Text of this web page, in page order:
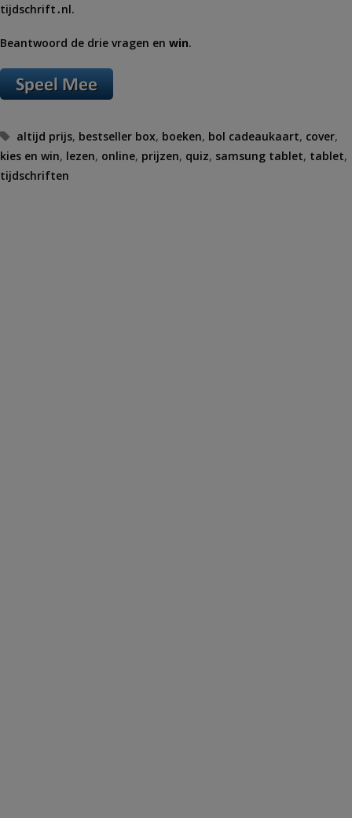
tijdschrift․nl.
Beantwoord de drie vragen en win.
Tags
altijd prijs, bestseller box, boeken, bol cadeaukaart, cover,
kies en win, lezen, online, prijzen, quiz, samsung tablet, tablet,
tijdschriften